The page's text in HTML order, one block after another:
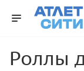
Роллы